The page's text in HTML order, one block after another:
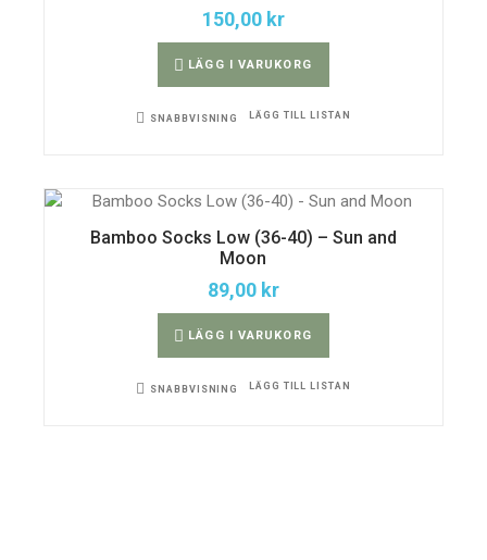
150,00 kr
LÄGG I VARUKORG
SNABBVISNING LÄGG TILL LISTAN
Bamboo Socks Low (36-40) – Sun and
Moon
89,00 kr
LÄGG I VARUKORG
SNABBVISNING LÄGG TILL LISTAN